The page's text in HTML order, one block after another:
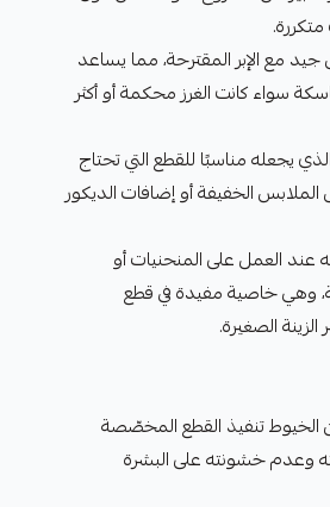
مع الإبر المقترحة، مما يساعد
سواء كانت الغرز محكمة أو أكثر
يجعله مناسبًا للقطع التي تحتاج
الخفيفة أو إضافات الديكور
عند العمل على المنحنيات أو
وهي خاصية مفيدة في قطع
الصغيرة.
الخيوط تنفيذ القطع المخصّصة
وعدم خشونته على البشرة